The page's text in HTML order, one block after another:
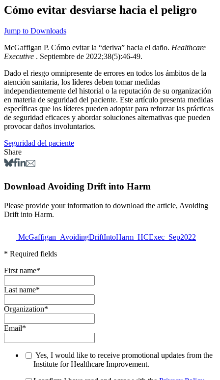
Cómo evitar desviarse hacia el peligro
Jump to Downloads
McGaffigan P. Cómo evitar la “deriva” hacia el daño. Healthcare
Executive . Septiembre de 2022;38(5):46-49.
Dado el riesgo omnipresente de errores en todos los ámbitos de la
atención sanitaria, los líderes deben tomar medidas
independientemente del historial o la reputación de su organización
en materia de seguridad del paciente. Este artículo presenta medidas
específicas que los líderes pueden adoptar para reforzar las prácticas
de seguridad eficaces y abordar soluciones alternativas que pueden
provocar daños involuntarios.
Seguridad del paciente
Share
Download Avoiding Drift into Harm
Please provide your information to download the article, Avoiding
Drift into Harm.
McGaffigan_AvoidingDriftIntoHarm_HCExec_Sep2022
* Required fields
First name*
Last name*
Organization*
Email*
Yes, I would like to receive promotional updates from the
Institute for Healthcare Improvement.